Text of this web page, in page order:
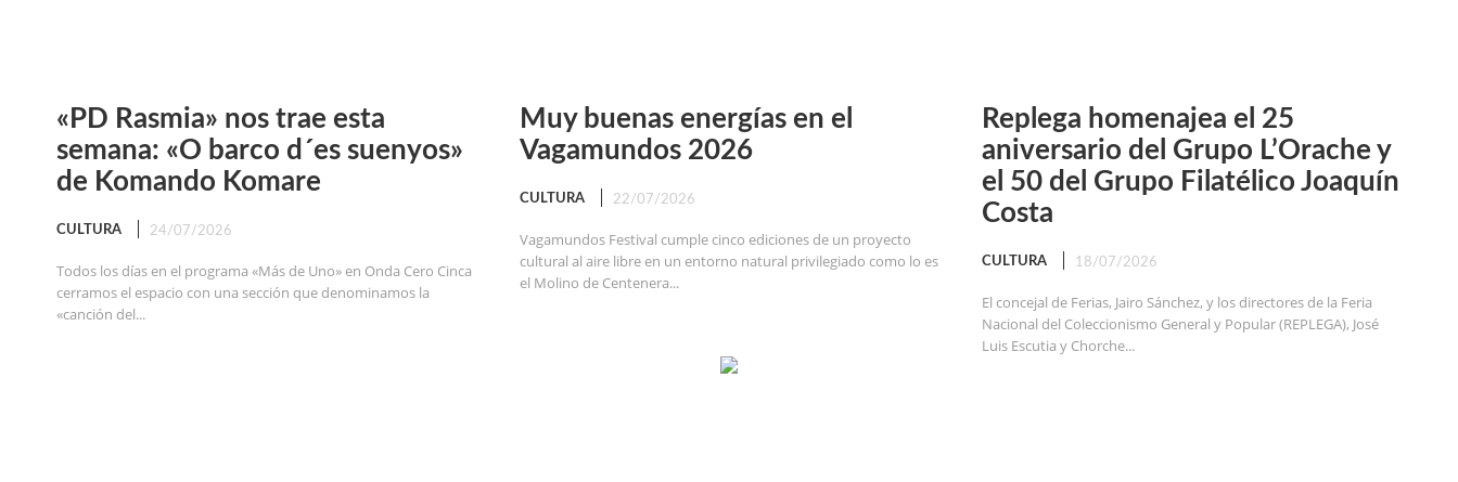
«PD Rasmia» nos trae esta
semana: «O barco d´es suenyos»
de Komando Komare
CULTURA 24/07/2026
Todos los días en el programa «Más de Uno» en Onda Cero Cinca
cerramos el espacio con una sección que denominamos la
«canción del...
Muy buenas energías en el
Vagamundos 2026
CULTURA 22/07/2026
Vagamundos Festival cumple cinco ediciones de un proyecto
cultural al aire libre en un entorno natural privilegiado como lo es
el Molino de Centenera...
Replega homenajea el 25
aniversario del Grupo L’Orache y
el 50 del Grupo Filatélico Joaquín
Costa
CULTURA 18/07/2026
El concejal de Ferias, Jairo Sánchez, y los directores de la Feria
Nacional del Coleccionismo General y Popular (REPLEGA), José
Luis Escutia y Chorche...